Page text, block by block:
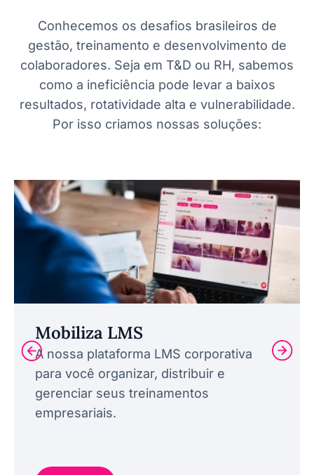
Conhecemos os desafios brasileiros de
gestão, treinamento e desenvolvimento de
colaboradores. Seja em T&D ou RH, sabemos
como a ineficiência pode levar a baixos
resultados, rotatividade alta e vulnerabilidade.
Por isso criamos nossas soluções:
Mobiliza LMS
A nossa plataforma LMS corporativa
para você organizar, distribuir e
gerenciar seus treinamentos
empresariais.